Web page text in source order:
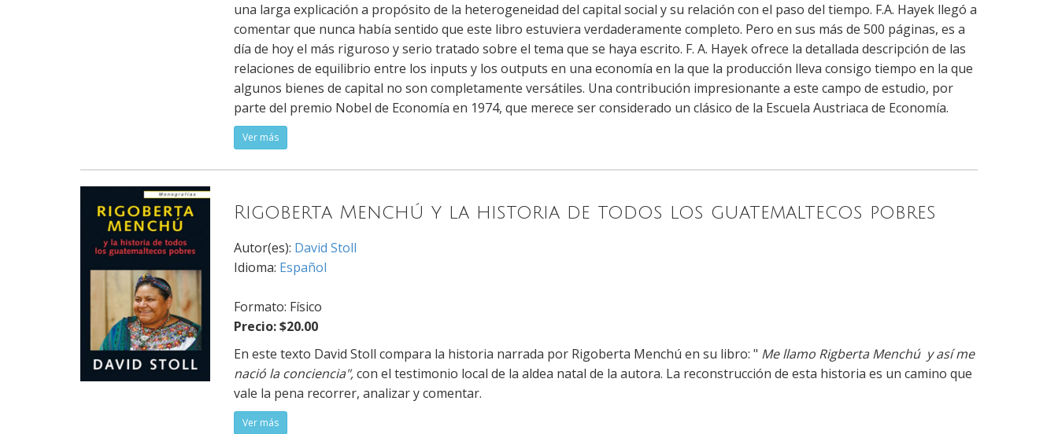
una larga explicación a propósito de la heterogeneidad del capital social y su relación con el paso del tiempo. F.A. Hayek llegó a
comentar que nunca había sentido que este libro estuviera verdaderamente completo. Pero en sus más de 500 páginas, es a
día de hoy el más riguroso y serio tratado sobre el tema que se haya escrito. F. A. Hayek ofrece la detallada descripción de las
relaciones de equilibrio entre los inputs y los outputs en una economía en la que la producción lleva consigo tiempo en la que
algunos bienes de capital no son completamente versátiles. Una contribución impresionante a este campo de estudio, por
parte del premio Nobel de Economía en 1974, que merece ser considerado un clásico de la Escuela Austriaca de Economía.
Ver más
Rigoberta Menchú y la historia de todos los guatemaltecos pobres
Autor(es): David Stoll
Idioma: Español
Formato: Físico
Precio: $20.00
En este texto David Stoll compara la historia narrada por Rigoberta Menchú en su libro: " Me llamo Rigberta Menchú y así me
nació la conciencia",con el testimonio local de la aldea natal de la autora. La reconstrucción de esta historia es un camino que
vale la pena recorrer, analizar y comentar.
Ver más